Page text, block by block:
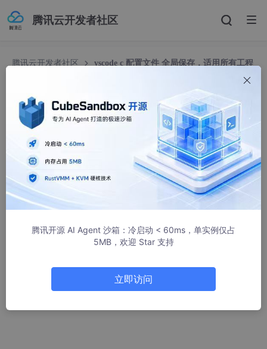
腾讯云开发者社区
腾讯云开发者社区
vscode c 配置文件 全局保存，适用所有工程
vscode c 配置文件 全局保存，适用所有工程 - lau
nch.json和task.json
mlshenhua
1895人浏览 · 2020-04-16 20:15:16
launch.json 配置于 setting.json。
task.json 通过 run>task 用户设置来配置
腾讯开源 AI Agent 沙箱：冷启动 < 60ms，单实例仅占
5MB，欢迎 Star 支持
立即访问